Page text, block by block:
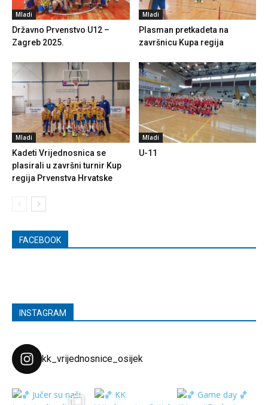
Mladi
Državno Prvenstvo U12 –
Zagreb 2025.
Mladi
Plasman pretkadeta na
završnicu Kupa regija
Mladi
Kadeti Vrijednosnica se
plasirali u završni turnir Kup
regija Prvenstva Hrvatske
Mladi
U-11
FACEBOOK
INSTAGRAM
kk_vrijednosnice_osijek